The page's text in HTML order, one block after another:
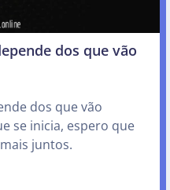
dos que vão
dos que vão
se inicia, espero que
juntos.